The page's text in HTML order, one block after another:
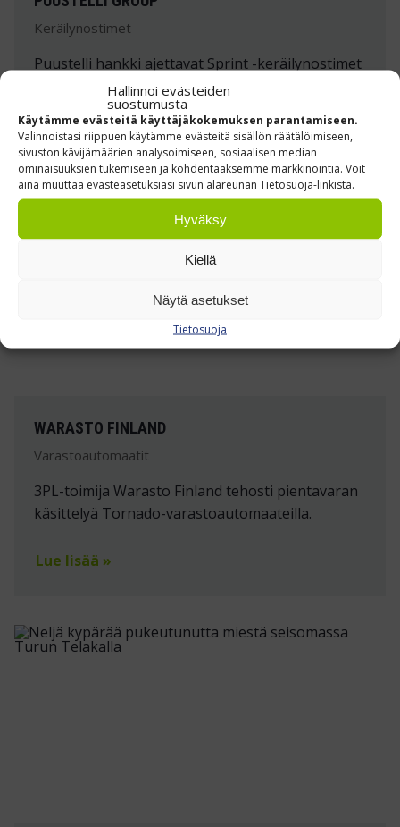
Hallinnoi evästeiden
suostumusta
Käytämme evästeitä käyttäjäkokemuksen parantamiseen.
Valinnoistasi riippuen käytämme evästeitä sisällön räätälöimiseen,
sivuston kävijämäärien analysoimiseen, sosiaalisen median
ominaisuuksien tukemiseen ja kohdentaaksemme markkinointia. Voit
aina muuttaa evästeasetuksiasi sivun alareunan Tietosuoja-linkistä.
Hyväksy
Kiellä
Näytä asetukset
Tietosuoja
Keräilynostimet
Puustelli hankki ajettavat Sprint -keräilynostimet
pientavarakeräilyn työvälineiksi.
Lue lisää »
WARASTO FINLAND
Varastoautomaatit
3PL-toimija Warasto Finland tehosti pientavaran
käsittelyä Tornado-varastoautomaateilla.
Lue lisää »